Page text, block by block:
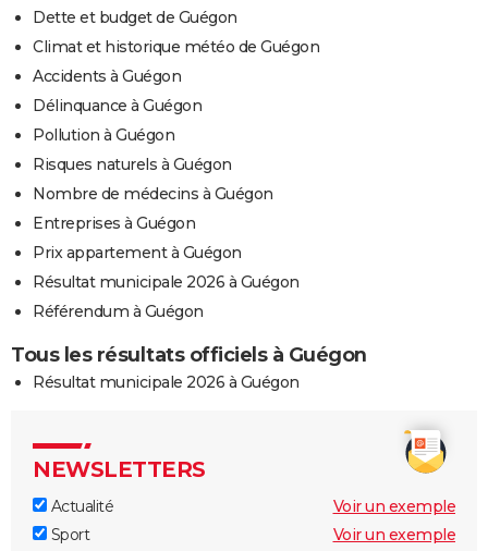
Dette et budget de Guégon
Climat et historique météo de Guégon
Accidents à Guégon
Délinquance à Guégon
Pollution à Guégon
Risques naturels à Guégon
Nombre de médecins à Guégon
Entreprises à Guégon
Prix appartement à Guégon
Résultat municipale 2026 à Guégon
Référendum à Guégon
Tous les résultats officiels à Guégon
Résultat municipale 2026 à Guégon
NEWSLETTERS
Actualité
Voir un exemple
Sport
Voir un exemple